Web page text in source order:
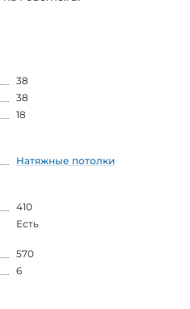
38
38
18
Натяжные потолки
410
Есть
570
6